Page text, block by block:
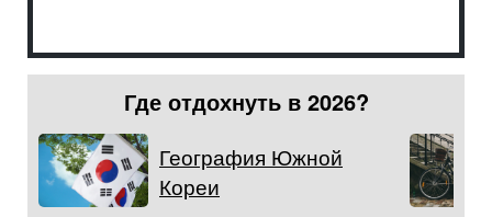
Где отдохнуть в 2026?
География Южной
Кореи